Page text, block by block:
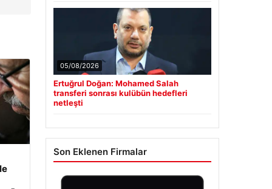
05/08/2026
Ertuğrul Doğan: Mohamed Salah
transferi sonrası kulübün hedefleri
netleşti
Son Eklenen Firmalar